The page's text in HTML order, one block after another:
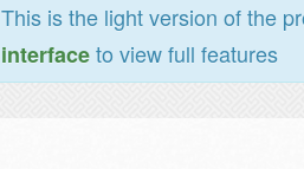
This is the light version of the
interfaceto view full features